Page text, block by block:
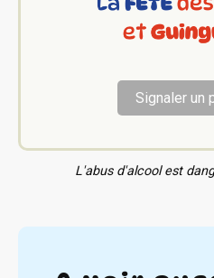
Signaler un
L'abus d'alcool est